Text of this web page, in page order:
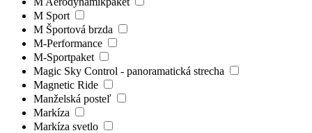
M Sport
M Športová brzda
M-Performance
M-Sportpaket
Magic Sky Control - panoramatická strecha
Magnetic Ride
Manželská posteľ
Markíza
Markíza svetlo